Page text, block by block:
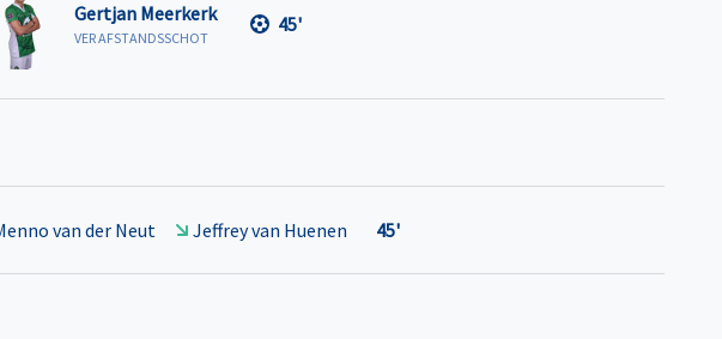
Gertjan Meerkerk
VER AFSTANDSSCHOT
45'
van der Neut Jeffrey van Huenen 45'